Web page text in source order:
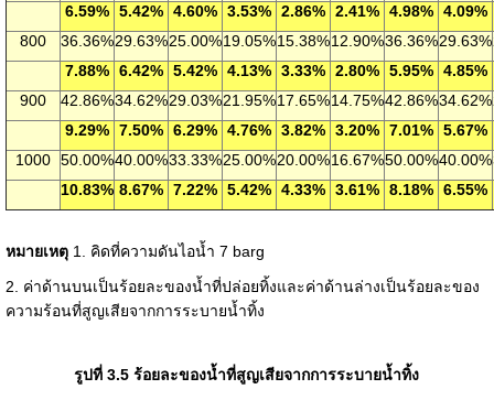
6.59% 5.42% 4.60% 3.53% 2.86% 2.41% 4.98% 4.09%
800
36.36%29.63%25.00%19.05%15.38%12.90%36.36%29.63%
7.88% 6.42% 5.42% 4.13% 3.33% 2.80% 5.95% 4.85%
900
42.86%34.62%29.03%21.95%17.65%14.75%42.86%34.62%
9.29% 7.50% 6.29% 4.76% 3.82% 3.20% 7.01% 5.67%
1000 50.00%40.00%33.33%25.00%20.00%16.67%50.00%40.00%
10.83% 8.67% 7.22% 5.42% 4.33% 3.61% 8.18% 6.55%
หมายเหตุ 1. คิดที่ความดันไอน้ำ 7 barg
2. ค่าด้านบนเป็นร้อยละของน้ำที่ปล่อยทิ้งและค่าด้านล่างเป็นร้อยละของ
ความร้อนที่สูญเสียจากการระบายน้ำทิ้ง
รูปที่ 3.5 ร้อยละของน้ำที่สูญเสียจากการระบายน้ำทิ้ง